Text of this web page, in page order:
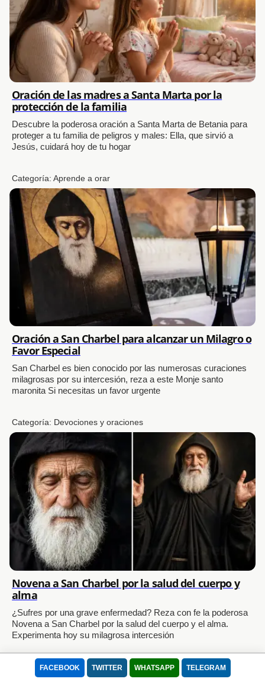
FACEBOOK TWITTER WHATSAPP TELEGRAM
Oración de las madres a Santa Marta por la
protección de la familia
Descubre la poderosa oración a Santa Marta de Betania para
proteger a tu familia de peligros y males: Ella, que sirvió a
Jesús, cuidará hoy de tu hogar
Categoría:Aprende a orar
Oración a San Charbel para alcanzar un Milagro o
Favor Especial
San Charbel es bien conocido por las numerosas curaciones
milagrosas por su intercesión, reza a este Monje santo
maronita Si necesitas un favor urgente
Categoría: Devociones y oraciones
Novena a San Charbel por la salud del cuerpo y
alma
¿Sufres por una grave enfermedad? Reza con fe la poderosa
Novena a San Charbel por la salud del cuerpo y el alma.
Experimenta hoy su milagrosa intercesión
Categoría:Aprende a orar